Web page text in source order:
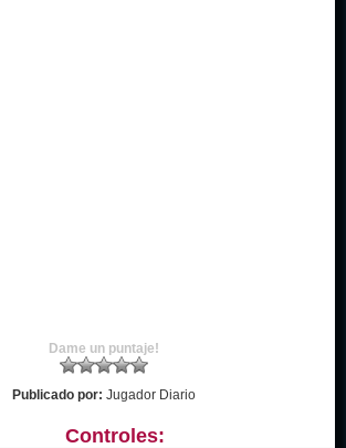
Dame un puntaje!
Publicado por: Jugador Diario
Controles: